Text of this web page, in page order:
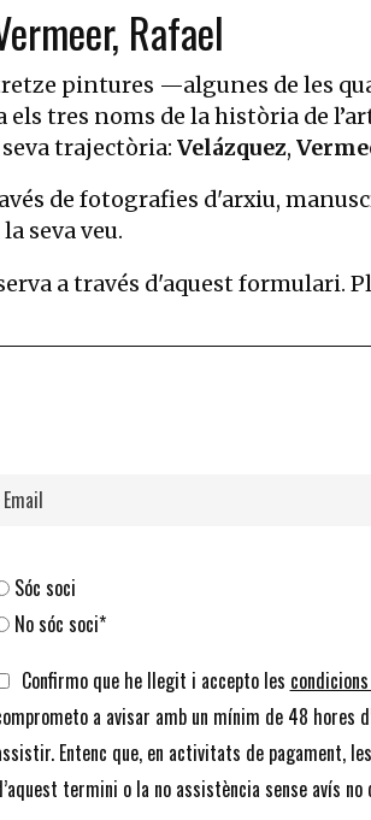
Rafael
pintures —algunes de les
tres noms de la història de
trajectòria: Velázquez,
de fotografies d'arxiu,
seva veu.
a través d'aquest formulari.
Sóc soci
No sóc soci*
Confirmo que he llegit i accepto les
a avisar amb un mínim de 48 hores
Entenc que, en activitats de pagament,
termini o la no assistència sense avís